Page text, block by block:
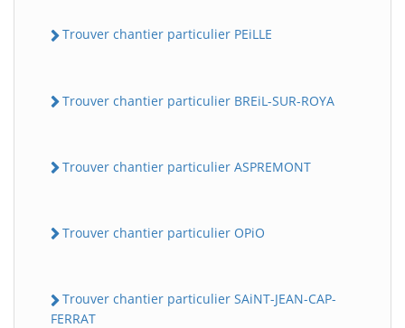
Trouver chantier particulier PEiLLE
Trouver chantier particulier BREiL-SUR-ROYA
Trouver chantier particulier ASPREMONT
Trouver chantier particulier OPiO
Trouver chantier particulier SAiNT-JEAN-CAP-
FERRAT